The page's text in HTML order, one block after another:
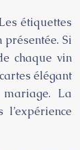
étiquettes
Si
chaque vin
élégant
La